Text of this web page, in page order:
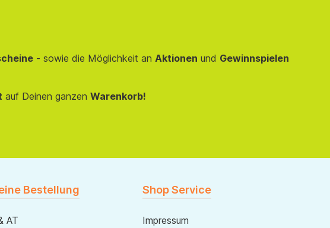
- sowie die Möglichkeit an Aktionen und Gewinnspielen
auf Deinen ganzen Warenkorb!
Bestellung
AT
Shop Service
Impressum